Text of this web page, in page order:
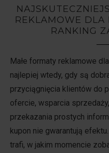
REKLAMOWE
RANKING
Małe formaty reklamowe
najlepiej wtedy, gdy są
przyciągnięcia klientów do
ofercie, wsparcia
przekazania prostych
kupon nie gwarantują
trafi, w jakim momencie